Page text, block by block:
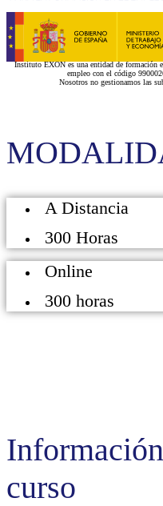
Instituto EXON es una entidad de formación
empleo con el código
Nosotros no gestionamos las
A Distancia
300 Horas
Online
300 horas
curso